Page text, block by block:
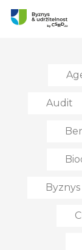
Audit
Byznys